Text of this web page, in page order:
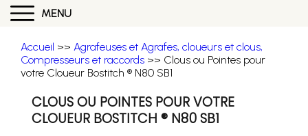
MENU
Accueil >> Agrafeuses et Agrafes, cloueurs et clous,
Compresseurs et raccords >> Clous ou Pointes pour
votre Cloueur Bostitch ® N80 SB1
CLOUS OU POINTES POUR VOTRE
CLOUEUR BOSTITCH ® N80 SB1